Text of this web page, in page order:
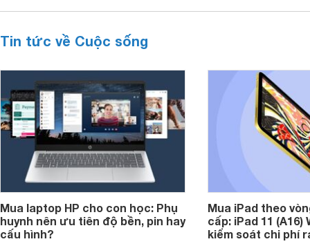
Tin tức về Cuộc sống
Mua laptop HP cho con học: Phụ
huynh nên ưu tiên độ bền, pin hay
cấu hình?
Mua iPad theo
cấp: iPad 11 (A16)
kiểm soát chi phí